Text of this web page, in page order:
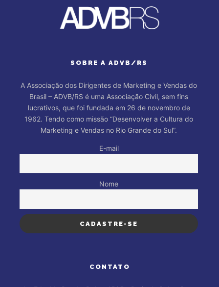
SOBRE A ADVB/RS
A Associação dos Dirigentes de Marketing e Vendas do
Brasil – ADVB/RS é uma Associação Civil, sem fins
lucrativos, que foi fundada em 26 de novembro de
1962. Tendo como missão “Desenvolver a Cultura do
Marketing e Vendas no Rio Grande do Sul”.
E-mail
Nome
CONTATO